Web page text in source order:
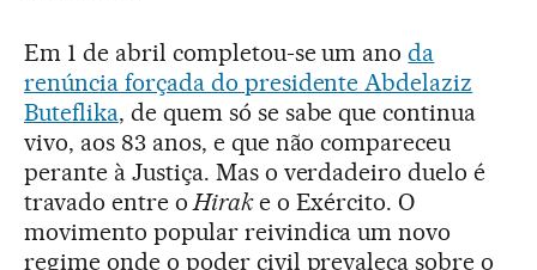
Em 1 de abril completou-se um anoda
renúncia forçada do presidente Abdelaziz
Buteflika, de quem só se sabe que continua
vivo, aos 83 anos, e que não compareceu
perante à Justiça. Mas o verdadeiro duelo é
travado entre oHirake o Exército. O
movimento popular reivindica um novo
regime onde o poder civil prevaleça sobre o